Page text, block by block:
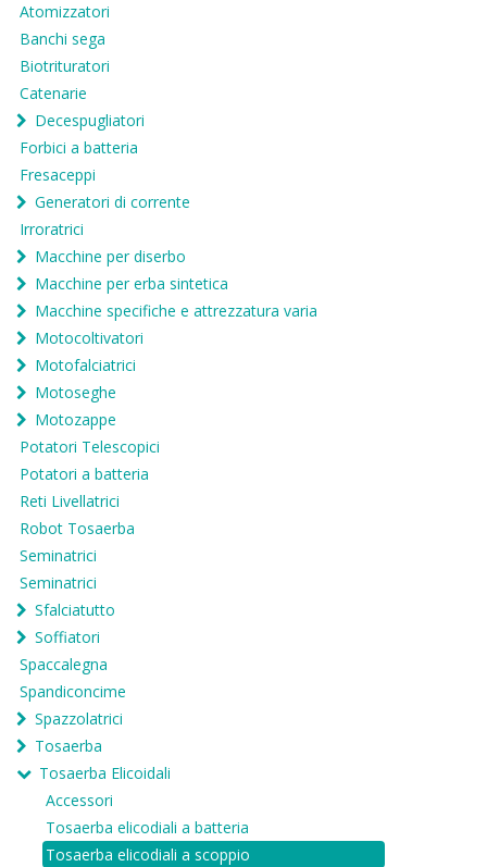
Atomizzatori
Banchi sega
Biotrituratori
Catenarie
Decespugliatori
Forbici a batteria
Fresaceppi
Generatori di corrente
Irroratrici
Macchine per diserbo
Macchine per erba sintetica
Macchine specifiche e attrezzatura varia
Motocoltivatori
Motofalciatrici
Motoseghe
Motozappe
Potatori Telescopici
Potatori a batteria
Reti Livellatrici
Robot Tosaerba
Seminatrici
Seminatrici
Sfalciatutto
Soffiatori
Spaccalegna
Spandiconcime
Spazzolatrici
Tosaerba
Tosaerba Elicoidali
Accessori
Tosaerba elicodiali a batteria
Tosaerba elicodiali a scoppio